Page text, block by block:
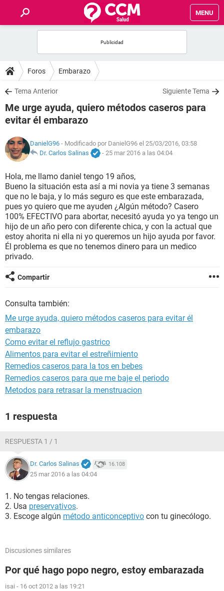
MENU
FOROS
SALUD
FAMILIA
NUTRICIÓN
SEXUALIDAD
GLOSARIO
Foros Embarazo
Tema Anterior Siguiente Tema
Me urge ayuda, quiero métodos caseros para
evitar él embarazo
DanielG96 - Modificado por DanielG96 el 25/03/2016, 03:58
Dr. Carlos Salinas
- 25 mar 2016 a las 04:04
Hola, me llamo daniel tengo 19 años,
Bueno la situación esta así a mi novia ya tiene 3 semanas
que no le baja, y lo más seguro es que este embarazada,
pues yo quiero que me ayuden ¿Algún método? Casero
100% EFECTIVO para abortar, necesitó ayuda yo ya tengo un
hijo de un año pero con diferente chica, y con la actual que
estoy ahorita ni ella ni yo queremos un hijo ayuda por favor.
Él problema es que no tenemos dinero para un medico
privado.
Compartir
Consulta también:
Me urge ayuda, quiero métodos caseros para evitar él
embarazo
Como evitar el reflujo gastrico
Alimentos para evitar el estreñimiento
Remedios caseros para la tos en bebes
Remedios caseros para que me baje el periodo
Metodos para retrasar la menstruacion
1 respuesta
RESPUESTA 1 / 1
Dr. Carlos Salinas 16.108
25 mar 2016 a las 04:04
1. No tengas relaciones.
2. Usa preservativos.
3. Escoge algún método anticonceptivo con tu ginecólogo.
Discusiones similares
Por qué hago popo negro, estoy embarazada
isai - 16 oct 2012 a las 19:21